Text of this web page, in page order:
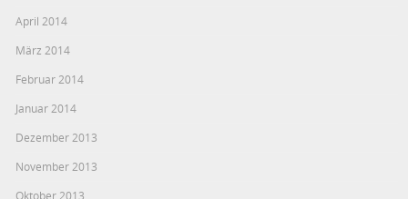
April 2014
März 2014
Februar 2014
Januar 2014
Dezember 2013
November 2013
Oktober 2013